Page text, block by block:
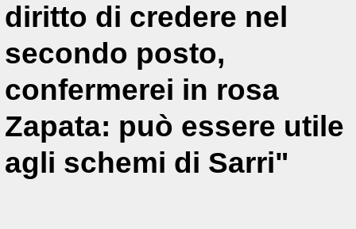
diritto di credere nel
secondo posto,
confermerei in rosa
Zapata: può essere utile
agli schemi di Sarri"